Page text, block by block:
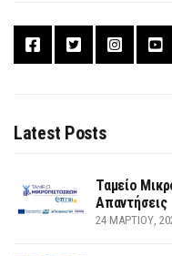
Latest Posts
Ταμείο
Απαντήσεις
24 ΜΑΡΤΊΟΥ,